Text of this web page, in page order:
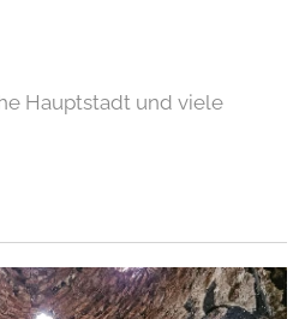
Hauptstadt und viele